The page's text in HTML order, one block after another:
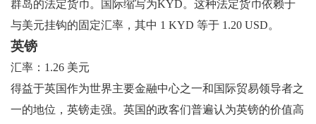
群岛的法定货币。国际缩写为KYD。这种法定货币依赖于
与美元挂钩的固定汇率，其中 1 KYD 等于 1.20 USD。
英镑
汇率：1.26 美元
得益于英国作为世界主要金融中心之一和国际贸易领导者之
一的地位，英镑走强。英国的政客们普遍认为英镑的价值高